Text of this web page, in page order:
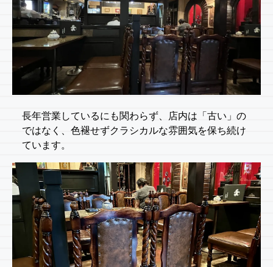
長年営業しているにも関わらず、店内は「古い」の
ではなく、色褪せずクラシカルな雰囲気を保ち続け
ています。